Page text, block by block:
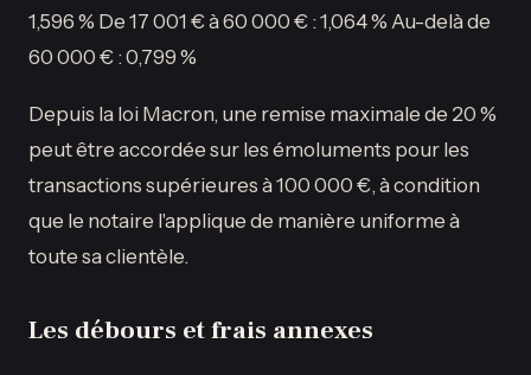
1,596 % De 17 001 € à 60 000 € : 1,064 % Au-delà de
60 000 € : 0,799 %
Depuis la loi Macron, une remise maximale de 20 %
peut être accordée sur les émoluments pour les
transactions supérieures à 100 000 €, à condition
que le notaire l'applique de manière uniforme à
toute sa clientèle.
Les débours et frais annexes